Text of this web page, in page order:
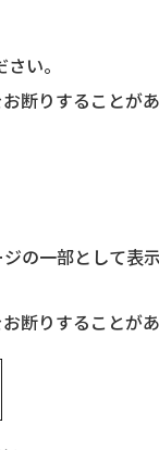
い。
断りすることがあ
の一部として表
断りすることがあ